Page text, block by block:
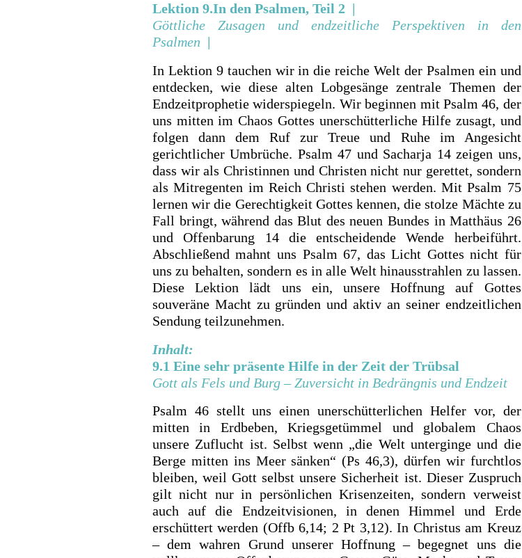
Lektion 9.In den Psalmen, Teil 2 |
Göttliche Zusagen und endzeitliche Perspektiven in den
Psalmen |
In Lektion 9 tauchen wir in die reiche Welt der Psalmen ein und
entdecken, wie diese alten Lobgesänge zentrale Themen der
Endzeit­prophetie widerspiegeln. Wir beginnen mit Psalm 46, der
uns mitten im Chaos Gottes unerschütterliche Hilfe zusagt, und
folgen dann dem Ruf zur Treue und Ruhe im Angesicht
gerichtlicher Umbrüche. Psalm 47 und Sacharja 14 zeigen uns,
dass wir als Christinnen und Christen nicht nur gerettet, sondern
als Mitregenten im Reich Christi stehen werden. Mit Psalm 75
lernen wir die Gerechtigkeit Gottes kennen, die stolze Mächte zu
Fall bringt, während das Blut des neuen Bundes in Matthäus 26
und Offenbarung 14 die entscheidende Wende herbeiführt.
Abschließend mahnt uns Psalm 67, das Licht Gottes nicht für
uns zu behalten, sondern es in alle Welt hinaus­strahlen zu lassen.
Diese Lektion lädt uns ein, unsere Hoffnung auf Gottes
souveräne Macht zu gründen und aktiv an seiner endzeitlichen
Sendung teilzunehmen.
Inhalt:
9.1 Eine sehr präsente Hilfe in der Zeit der Trübsal
Gott als Fels und Burg – Zuversicht in Bedrängnis und Endzeit
Psalm 46 stellt uns einen unerschütterlichen Helfer vor, der
mitten in Erdbeben, Kriegsgetümmel und globalem Chaos
unsere Zuflucht ist. Selbst wenn „die Welt unterginge und die
Berge mitten ins Meer sänken“ (Ps 46,3), dürfen wir furchtlos
bleiben, weil Gott selbst unsere Sicherheit ist. Dieser Zuspruch
gilt nicht nur in persönlichen Krisenzeiten, sondern verweist
auch auf die Endzeitvisionen, in denen Himmel und Erde
erschüttert werden (Offb 6,14; 2 Pt 3,12). In Christus am Kreuz
– dem wahren Grund unserer Hoffnung – begegnet uns die